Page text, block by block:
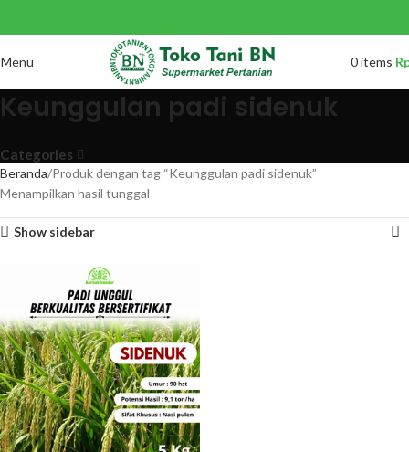
Menu 0items
Keunggulan padi sidenuk
Categories
Beranda Produk dengan tag “Keunggulan padi sidenuk”
Menampilkan hasil tunggal
Show sidebar